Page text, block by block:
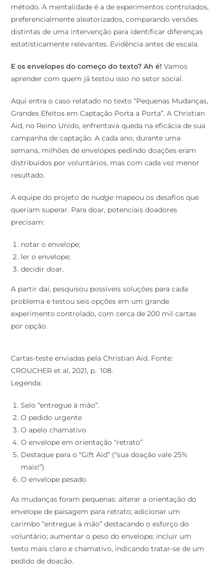
método. A mentalidade é a de experimentos controlados,
preferencialmente aleatorizados, comparando versões
distintas de uma intervenção para identificar diferenças
estatisticamente relevantes. Evidência antes de escala.
E os envelopes do começo do texto? Ah é! Vamos
aprender com quem já testou isso no setor social.
Aqui entra o caso relatado no texto “Pequenas Mudanças,
Grandes Efeitos em Captação Porta a Porta”. A Christian
Aid, no Reino Unido, enfrentava queda na eficácia de sua
campanha de captação. A cada ano, durante uma
semana, milhões de envelopes pedindo doações eram
distribuídos por voluntários, mas com cada vez menor
resultado.
A equipe do projeto de nudge mapeou os desafios que
queriam superar. Para doar, potenciais doadores
precisam:
notar o envelope;
ler o envelope;
decidir doar.
A partir daí, pesquisou possíveis soluções para cada
problema e testou seis opções em um grande
experimento controlado, com cerca de 200 mil cartas
por opção.
Cartas-teste enviadas pela Christian Aid. Fonte:
CROUCHER et al, 2021, p. 108.
Legenda:
Selo “entregue à mão”.
O pedido urgente
O apelo chamativo
O envelope em orientação “retrato”
Destaque para o “Gift Aid” (“sua doação vale 25%
mais!”)
O envelope pesado
As mudanças foram pequenas: alterar a orientação do
envelope de paisagem para retrato; adicionar um
carimbo “entregue à mão” destacando o esforço do
voluntário; aumentar o peso do envelope; incluir um
texto mais claro e chamativo, indicando tratar-se de um
pedido de doação.